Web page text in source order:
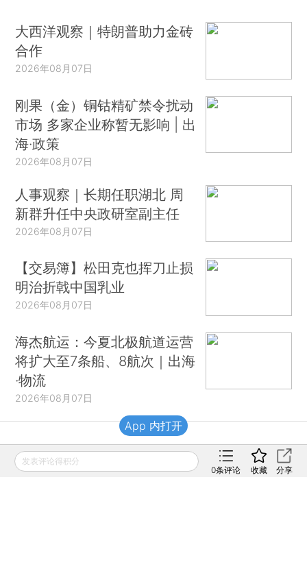
大西洋观察｜特朗普助力金砖
合作
2026年08月07日
刚果（金）铜钴精矿禁令扰动
市场 多家企业称暂无影响 | 出
海·政策
2026年08月07日
人事观察｜长期任职湖北 周
新群升任中央政研室副主任
2026年08月07日
【交易簿】松田克也挥刀止损
明治折戟中国乳业
2026年08月07日
海杰航运：今夏北极航道运营
将扩大至7条船、8航次｜出海
·物流
2026年08月07日
财新移动
发表评论得积分
0条评论 收藏 分享
App 内打开